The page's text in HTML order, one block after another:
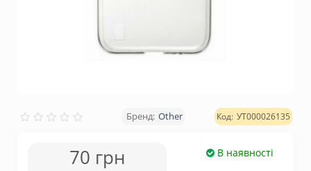
Other УТ000026135
70 грн В наявності